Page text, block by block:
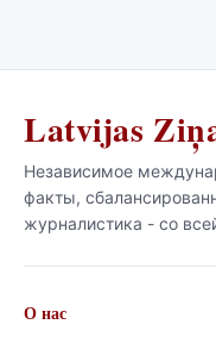
Latvijas
Независимое
факты,
журналистика - со
О нас